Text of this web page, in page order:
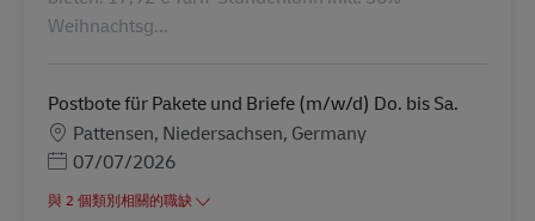
Weihnachtsg...
Postbote für Pakete und Briefe (m/w/d) Do. bis Sa.
地點Pattensen, Niedersachsen, Germany
Posted Date
07/07/2026
與 2 個類別相關的職缺